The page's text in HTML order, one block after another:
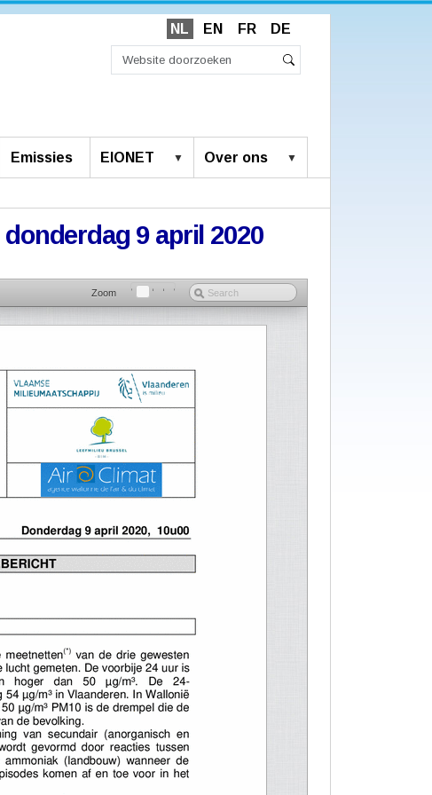
NL EN FR DE
Emissies EIONET Over ons
9 april 2020
Zoom